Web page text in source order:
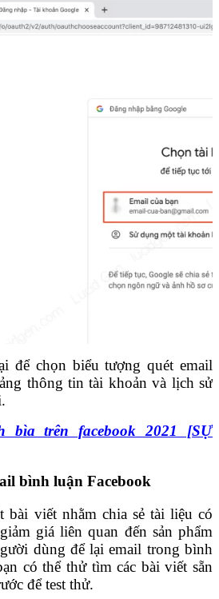
để chọn biểu tượng quét email
thông tin tài khoản và lịch sử
bìa trên facebook 2021 [SỰ
bình luận Facebook
bài viết nhằm chia sẻ tài liệu có
giá liên quan đến sản phẩm
dùng để lại email trong bình
có thể thử tìm các bài viết sẵn
để test thử.